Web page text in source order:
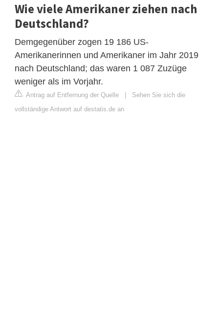
Wie viele Amerikaner ziehen nach
Deutschland?
Demgegenüber zogen 19 186 US-
Amerikanerinnen und Amerikaner im Jahr 2019
nach Deutschland; das waren 1 087 Zuzüge
weniger als im Vorjahr.
Antrag auf Entfernung der Quelle | Sehen Sie sich die
vollständige Antwort auf destatis.de an